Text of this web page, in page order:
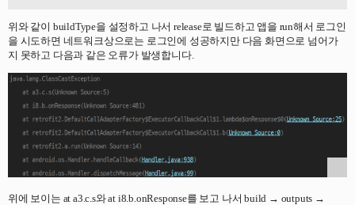
위와 같이 buildType을 설정하고 나서 release로 빌드하고 앱을 run해서 로그인
을 시도하면 네트워크상으로는 로그인에 성공하지만 다음 화면으로 넘어가
지 못하고 다음과 같은 오류가 발생합니다.
위에 보이는 at a3.c.s와 at i8.b.onResponse를 보고 나서 build → outputs →